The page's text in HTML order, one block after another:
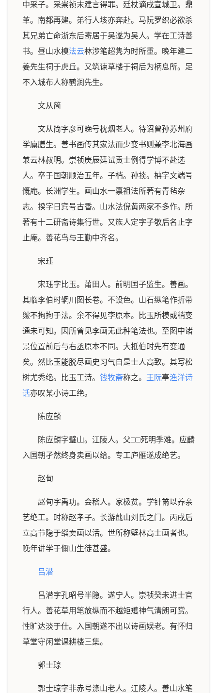
中采子。采崇祯末建言得罪。廷杖谪戌宣城卫。鼎
革。南都再建。弟行人垓亦奔赴。马阮罗织必欲杀
其兄弟亡命浙东后寄居于吴遂为吴人。学在工诗善
书。昼山水模法云林涉笔超隽为时所重。晚年建二
姜先生祠于虎丘。又筑谏草楼于祠后为柄息所。足
不入城布人称鹤涧先生。
文从简
文从简字彦可晚号枕烟老人。待诏曾孙苏州府
学廪膳生。善书画传其家法而少变书则兼李北海画
兼云林叔明。崇祯庚辰廷试贡士例得学博不赴选
人。卒于国朝顺治五年。子梢。孙掞。柟字文端号
慨庵。长洲学生。画山水一禀祖法所著有青毡杂
志。揆字日宾号古香。山水法倪黄两家不多作。所
著有十二研斋诗集行世。又族人定字子敬后名止字
止庵。善花鸟与王勤中齐名。
宋珏
宋珏字比玉。莆田人。前明国子监生。善画。
其临李伯时辋川图长卷。不设色。山石纵笔作折带
皴不拘拘于法。余不得见李原本。比玉所模或稍变
通未可知。因所曾见李画无此种笔法也。至图中诸
景位置前后与右丞原本不同。大抵伯时先有变通
矣。然比玉能脱尽画史习气自是士人高致。其写松
树尤秀绝。比玉工诗。 钱牧斋称之。 王阮亭渔洋诗
话亦叹某小诗工绝。
陈应麟
陈应麟字璧山。江陵人。父□□死明季难。应麟
入国朝孑然终身卖画以给。专工庐雁遂成绝艺。
赵甸
赵甸字禹功。会稽人。家极贫。学针黹以养亲
艺绝工。时称赵孝子。长游蕺山刘氏之门。丙戌后
立高节隐于缁卖画以活。世所称壁林高士画者也。
晚年讲学于儞山生徒甚盛。
吕潜
吕潜字孔昭号半隐。遂宁人。崇祯癸未进士官
行人。善花草用笔放纵而不越矩矱神气清朗可赏。
性旷达淡于仕。入国朝遂不出以诗画娱老。有怀归
草堂守闲堂课耕楼三集。
郭士琼
郭士琼字非赤号涤山老人。江陵人。善山水笔